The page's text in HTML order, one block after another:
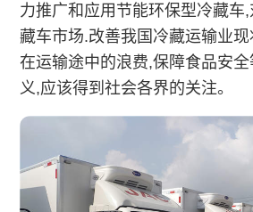
力推广和应用节能环保型冷藏车
藏车市场.改善我国冷藏运输业
在运输途中的浪费,保障食品安
义,应该得到社会各界的关注。